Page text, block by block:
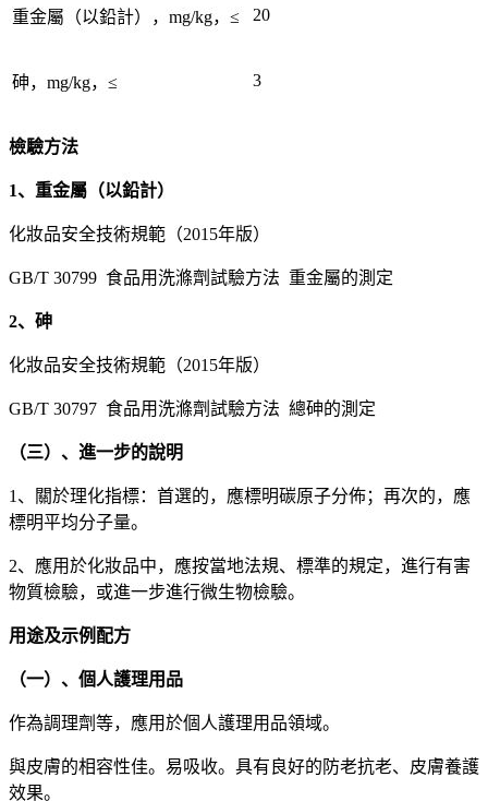
重金屬（以鉛計），mg/kg，≤ 20
砷，mg/kg，≤ 3
檢驗方法
1、重金屬（以鉛計）
化妝品安全技術規範（2015年版）
GB/T 30799 食品用洗滌劑試驗方法 重金屬的測定
2、砷
化妝品安全技術規範（2015年版）
GB/T 30797 食品用洗滌劑試驗方法 總砷的測定
（三）、進一步的說明
1、關於理化指標：首選的，應標明碳原子分佈；再次的，應
標明平均分子量。
2、應用於化妝品中，應按當地法規、標準的規定，進行有害
物質檢驗，或進一步進行微生物檢驗。
用途及示例配方
（一）、個人護理用品
作為調理劑等，應用於個人護理用品領域。
與皮膚的相容性佳。易吸收。具有良好的防老抗老、皮膚養護
效果。